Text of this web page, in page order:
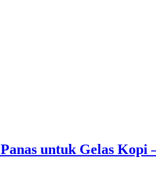
untuk Gelas Kopi